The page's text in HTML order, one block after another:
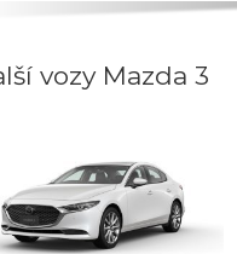
vozy Mazda 3